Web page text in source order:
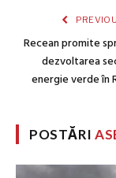
Recean promite
dezvoltarea
energie verde în
POSTĂRI